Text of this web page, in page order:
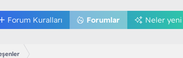
Forum Kuralları Forumlar Neler yeni